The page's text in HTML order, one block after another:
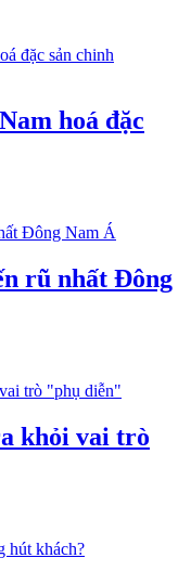
hoá đặc
rũ nhất Đông
khỏi vai trò